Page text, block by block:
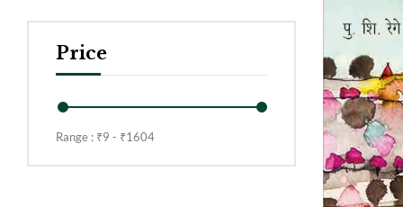
Price
Range : ₹9 - ₹1604